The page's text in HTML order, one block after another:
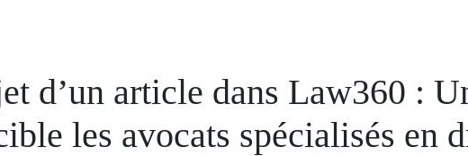
d’un article dans Law360 :
les avocats spécialisés en